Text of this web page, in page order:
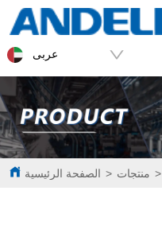
عربى
الصفحة الرئيسية > منتجات >